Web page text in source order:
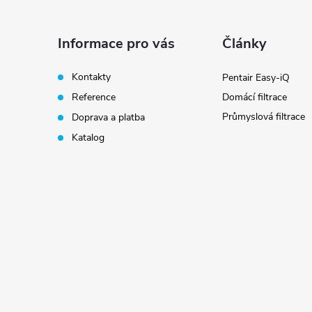
Informace pro vás
Kontakty
Reference
Doprava a platba
Katalog
Články
Pentair Easy-iQ
Domácí filtrace
Průmyslová filtrace